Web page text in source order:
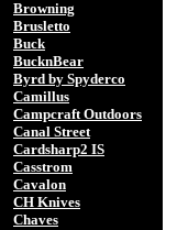
Browning
Brusletto
Buck
BucknBear
Byrd by Spyderco
Camillus
Campcraft Outdoors
Canal Street
Cardsharp2 IS
Casstrom
Cavalon
CH Knives
Chaves